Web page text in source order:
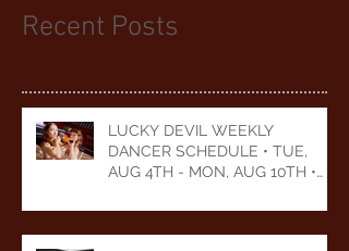
Recent Posts
LUCKY DEVIL WEEKLY
DANCER SCHEDULE • TUE,
AUG 4TH - MON, AUG 10TH •